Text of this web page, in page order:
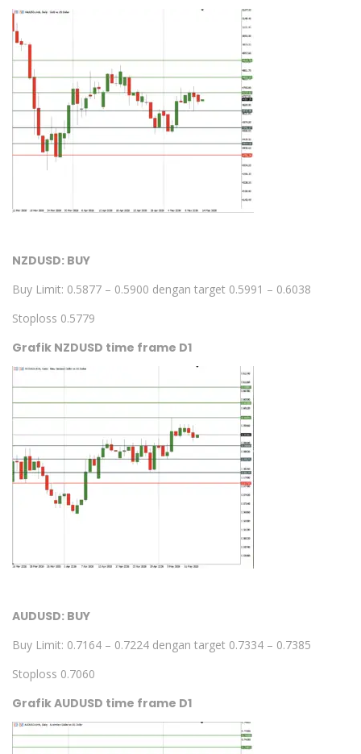
NZDUSD: BUY
Buy Limit: 0.5877 – 0.5900 dengan target 0.5991 – 0.6038
Stoploss 0.5779
Grafik NZDUSD time frame D1
AUDUSD: BUY
Buy Limit: 0.7164 – 0.7224 dengan target 0.7334 – 0.7385
Stoploss 0.7060
Grafik AUDUSD time frame D1